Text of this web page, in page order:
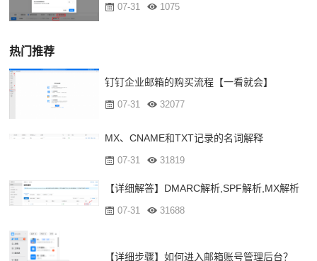
07-31 1075
热门推荐
钉钉企业邮箱的购买流程【一看就会】
07-31 32077
MX、CNAME和TXT记录的名词解释
07-31 31819
【详细解答】DMARC解析,SPF解析,MX解析
07-31 31688
【详细步骤】如何进入邮箱账号管理后台？